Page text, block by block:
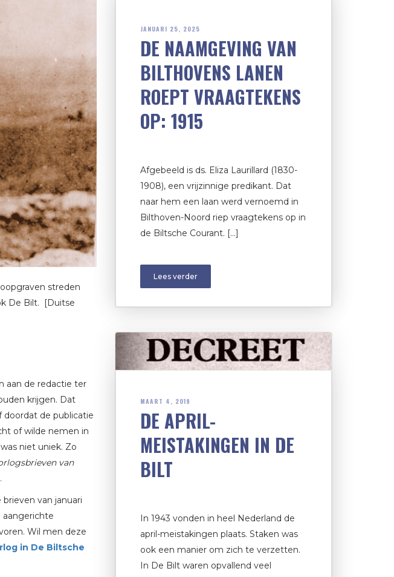
streden
De Bilt. [Duitse
aan de redactie ter
krijgen. Dat
doordat de publicatie
of wilde nemen in
niet uniek. Zo
van
van januari
aangerichte
Wil men deze
in De Biltsche
JANUARI 25, 2025
DE NAAMGEVING VAN
BILTHOVENS LANEN
ROEPT VRAAGTEKENS
OP: 1915
Afgebeeld is ds. Eliza Laurillard (1830-
1908), een vrijzinnige predikant. Dat
naar hem een laan werd vernoemd in
Bilthoven-Noord riep vraagtekens op in
de Biltsche Courant. […]
Lees verder
MAART 4, 2019
DE APRIL-
MEISTAKINGEN IN DE
BILT
In 1943 vonden in heel Nederland de
april-meistakingen plaats. Staken was
ook een manier om zich te verzetten.
In De Bilt waren opvallend veel